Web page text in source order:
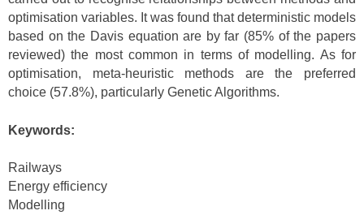
optimisation variables. It was found that deterministic models
based on the Davis equation are by far (85% of the papers
reviewed) the most common in terms of modelling. As for
optimisation, meta-heuristic methods are the preferred
choice (57.8%), particularly Genetic Algorithms.
Keywords:
Railways
Energy efficiency
Modelling